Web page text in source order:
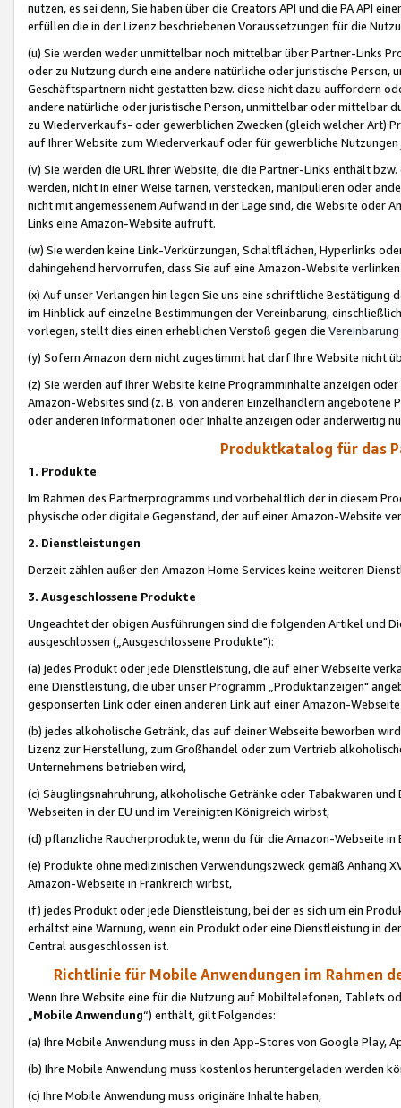
nutzen, es sei denn, Sie haben über die Creators API und die PA API
erfüllen die in der Lizenz beschriebenen Voraussetzungen für die
(u) Sie werden weder unmittelbar noch mittelbar über Partner-Links
oder zu Nutzung durch eine andere natürliche oder juristische
Geschäftspartnern nicht gestatten bzw. diese nicht dazu auffordern
andere natürliche oder juristische Person, unmittelbar oder mittelbar
zu Wiederverkaufs- oder gewerblichen Zwecken (gleich welcher Art)
auf Ihrer Website zum Wiederverkauf oder für gewerbliche
(v) Sie werden die URL Ihrer Website, die die Partner-Links enthält
werden, nicht in einer Weise tarnen, verstecken, manipulieren oder
nicht mit angemessenem Aufwand in der Lage sind, die Website oder
Links eine Amazon-Website aufruft.
(w) Sie werden keine Link-Verkürzungen, Schaltflächen, Hyperlinks
dahingehend hervorrufen, dass Sie auf eine Amazon-Website
(x) Auf unser Verlangen hin legen Sie uns eine schriftliche
im Hinblick auf einzelne Bestimmungen der Vereinbarung,
vorlegen, stellt dies einen erheblichen Verstoß gegen die Vereinbarung
(y) Sofern Amazon dem nicht zugestimmt hat darf Ihre Website nicht
(z) Sie werden auf Ihrer Website keine Programminhalte anzeigen
Amazon-Websites sind (z. B. von anderen Einzelhändlern
oder anderen Informationen oder Inhalte anzeigen oder anderweitig
Produktkatalog für das
1. Produkte
Im Rahmen des Partnerprogramms und vorbehaltlich der in diesem
physische oder digitale Gegenstand, der auf einer Amazon-Website
2. Dienstleistungen
Derzeit zählen außer den Amazon Home Services keine weiteren
3. Ausgeschlossene Produkte
Ungeachtet der obigen Ausführungen sind die folgenden Artikel und
ausgeschlossen („Ausgeschlossene Produkte"):
(a) jedes Produkt oder jede Dienstleistung, die auf einer Webseite
eine Dienstleistung, die über unser Programm „Produktanzeigen"
gesponserten Link oder einen anderen Link auf einer Amazon-
(b) jedes alkoholische Getränk, das auf deiner Webseite beworben
Lizenz zur Herstellung, zum Großhandel oder zum Vertrieb
Unternehmens betrieben wird,
(c) Säuglingsnahruhrung, alkoholische Getränke oder Tabakwaren
Webseiten in der EU und im Vereinigten Königreich wirbst,
(d) pflanzliche Raucherprodukte, wenn du für die Amazon-Webseite in
(e) Produkte ohne medizinischen Verwendungszweck gemäß Anhang
Amazon-Webseite in Frankreich wirbst,
(f) jedes Produkt oder jede Dienstleistung, bei der es sich um ein
erhältst eine Warnung, wenn ein Produkt oder eine Dienstleistung in
Central ausgeschlossen ist.
Richtlinie für Mobile Anwendungen im Rahmen
Wenn Ihre Website eine für die Nutzung auf Mobiltelefonen, Tablets
„Mobile Anwendung“) enthält, gilt Folgendes:
(a) Ihre Mobile Anwendung muss in den App-Stores von Google Play,
(b) Ihre Mobile Anwendung muss kostenlos heruntergeladen werden
(c) Ihre Mobile Anwendung muss originäre Inhalte haben,